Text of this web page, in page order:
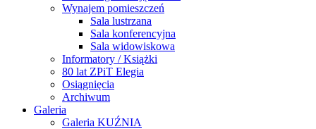
Wynajem pomieszczeń
Sala lustrzana
Sala konferencyjna
Sala widowiskowa
Informatory / Książki
80 lat ZPiT Elegia
Osiągnięcia
Archiwum
Galeria
Galeria KUŹNIA